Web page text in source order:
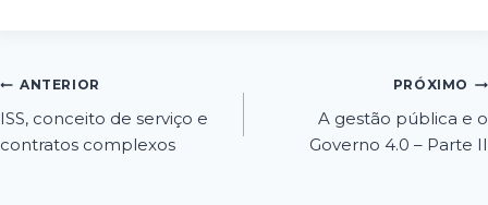
ANTERIOR
ISS, conceito de serviço e
contratos complexos
PRÓXIMO
A gestão pública e o
Governo 4.0 – Parte II